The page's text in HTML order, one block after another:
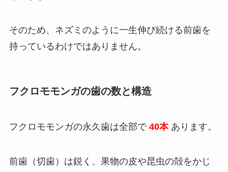
そのため、ネズミのように一生伸び続ける前歯を
持っているわけではありません。
フクロモモンガの歯の数と構造
フクロモモンガの永久歯は全部で 40本あります。
前歯（切歯）は鋭く、果物の皮や昆虫の殻をかじ